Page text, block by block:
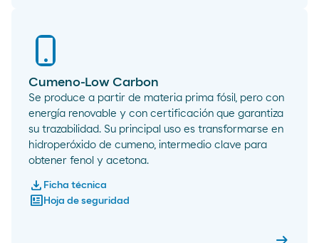
Cumeno-Low Carbon
Se produce a partir de materia prima fósil, pero con
energía renovable y con certificación que garantiza
su trazabilidad. Su principal uso es transformarse en
hidroperóxido de cumeno, intermedio clave para
obtener fenol y acetona.
download Ficha técnica
newsmode Hoja de seguridad